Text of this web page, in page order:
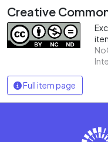
Creative
Full item page